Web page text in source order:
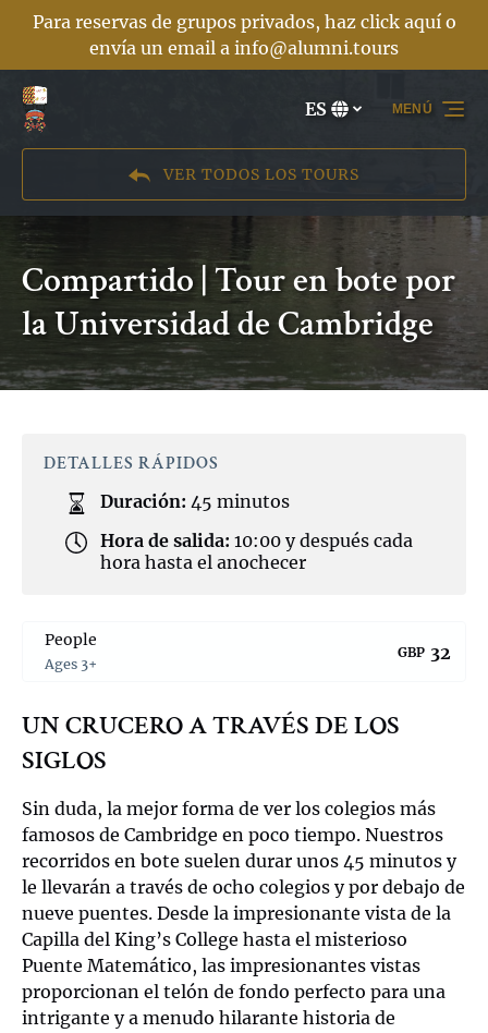
Saltar a la navegación principal
Saltar al contenido
Saltar al pie de página
Para reservas de grupos privados, haz click aquí o
envía un email a info@alumni.tours
Selecciona
tu
ES
VER TODOS LOS TOURS
MENÚ
Compartido | Tour en bote por
la Universidad de Cambridge
DETALLES RÁPIDOS
Duración: 45 minutos
Hora de salida: 10:00 y después cada
hora hasta el anochecer
People
Ages 3+
GBP 32
UN CRUCERO A TRAVÉS DE LOS
SIGLOS
Sin duda, la mejor forma de ver los colegios más
famosos de Cambridge en poco tiempo. Nuestros
recorridos en bote suelen durar unos 45 minutos y
le llevarán a través de ocho colegios y por debajo de
nueve puentes. Desde la impresionante vista de la
Capilla del King’s College hasta el misterioso
Puente Matemático, las impresionantes vistas
proporcionan el telón de fondo perfecto para una
intrigante y a menudo hilarante historia de